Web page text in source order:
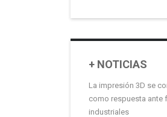
+ NOTICIAS
La impresión 3D se
como respuesta ante
industriales